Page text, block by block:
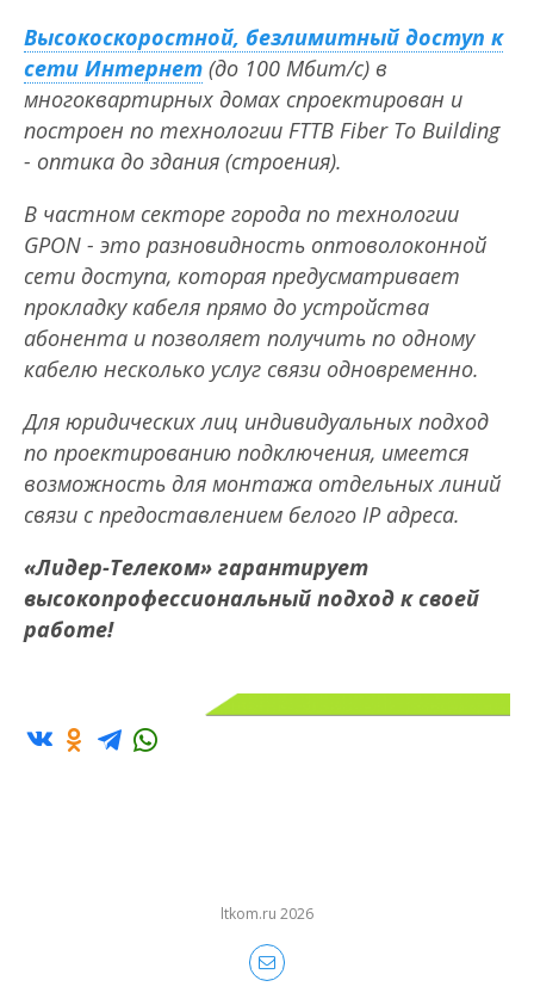
Высокоскоростной, безлимитный доступ к
сети Интернет (до 100 Мбит/с) в
многоквартирных домах спроектирован и
построен по технологии FTTB Fiber To Building
- оптика до здания (строения).
В частном секторе города по технологии
GPON - это разновидность оптоволоконной
сети доступа, которая предусматривает
прокладку кабеля прямо до устройства
абонента и позволяет получить по одному
кабелю несколько услуг связи одновременно.
Для юридических лиц индивидуальных подход
по проектированию подключения, имеется
возможность для монтажа отдельных линий
связи с предоставлением белого IP адреса.
«Лидер-Телеком» гарантирует
высокопрофессиональный подход к своей
работе!
ltkom.ru 2026